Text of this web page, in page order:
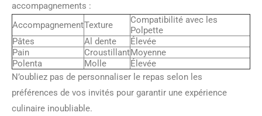
accompagnements :
AccompagnementTexture
Compatibilité avec les
Polpette
Pâtes
Al dente
Élevée
Pain
CroustillantMoyenne
Polenta
Molle
Élevée
N’oubliez pas de personnaliser le repas selon les
préférences de vos invités pour garantir une expérience
culinaire inoubliable.